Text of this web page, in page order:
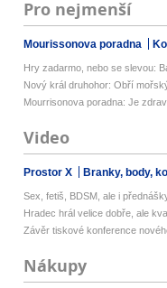
Pro nejmenší
Mourissonova poradna
Hry zadarmo, nebo se slevou:
Nový král druhohor: Obří
Mourrisonova poradna: Je
Video
Prostor X Branky, body,
Sex, fetiš, BDSM, ale i
Hradec hrál velice dobře, ale
Závěr tiskové konference
Nákupy